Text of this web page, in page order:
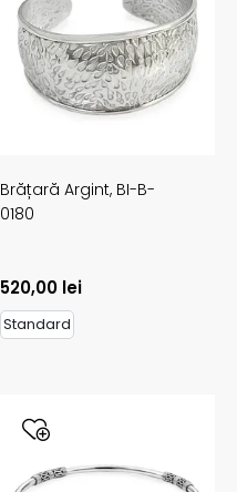
Brățară Argint, BI-B-
0180
520,00 lei
Standard